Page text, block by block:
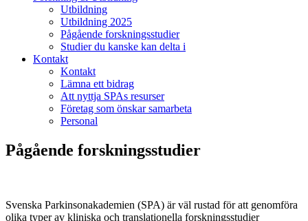
Utbildning
Utbildning 2025
Pågående forskningsstudier
Studier du kanske kan delta i
Kontakt
Kontakt
Lämna ett bidrag
Att nyttja SPAs resurser
Företag som önskar samarbeta
Personal
Pågående forskningsstudier
Svenska Parkinsonakademien (SPA) är väl rustad för att genomföra
olika typer av kliniska och translationella forskningsstudier